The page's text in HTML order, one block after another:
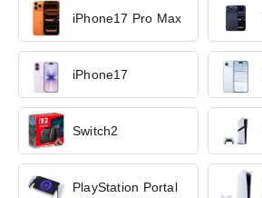
iPhone17 Pro Max
iPhone17
Switch2
PlayStation Portal